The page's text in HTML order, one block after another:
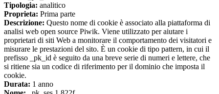
Tipologia: analitico
Proprieta: Prima parte
Descrizione: Questo nome di cookie è associato alla piattaforma di
analisi web open source Piwik. Viene utilizzato per aiutare i
proprietari di siti Web a monitorare il comportamento dei visitatori e
misurare le prestazioni del sito. È un cookie di tipo pattern, in cui il
prefisso _pk_id è seguito da una breve serie di numeri e lettere, che
si ritiene sia un codice di riferimento per il dominio che imposta il
cookie.
Durata: 1 anno